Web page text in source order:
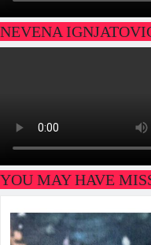
NEVENA
YOU MAY HAVE